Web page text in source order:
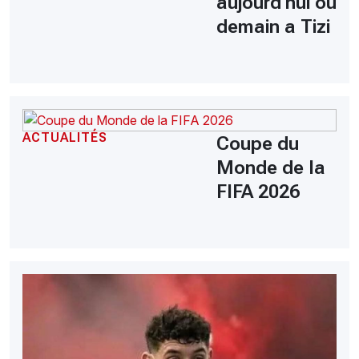
demain a Tizi
ACTUALITÉS
Coupe du
Monde de la
FIFA 2026